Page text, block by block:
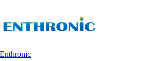
Enthronic